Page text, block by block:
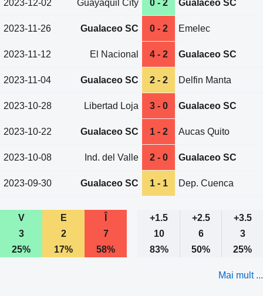
2023-12-02 Guayaquil City 0 - 2 Gualaceo SC
2023-11-26 Gualaceo SC 0 - 2 Emelec
2023-11-12 El Nacional 4 - 2 Gualaceo SC
2023-11-04 Gualaceo SC 2 - 2 Delfin Manta
2023-10-28 Libertad Loja 3 - 0 Gualaceo SC
2023-10-22 Gualaceo SC 1 - 2 Aucas Quito
2023-10-08 Ind. del Valle 2 - 0 Gualaceo SC
2023-09-30 Gualaceo SC 1 - 1 Dep. Cuenca
V E +1.5 +2.5
+3.5
3
2 7 10 6
3
25%
17% 58% 83% 50% 25%
Mai mult ...